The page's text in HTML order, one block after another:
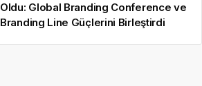
Oldu: Global Branding Conference ve
Branding Line Güçlerini Birleştirdi